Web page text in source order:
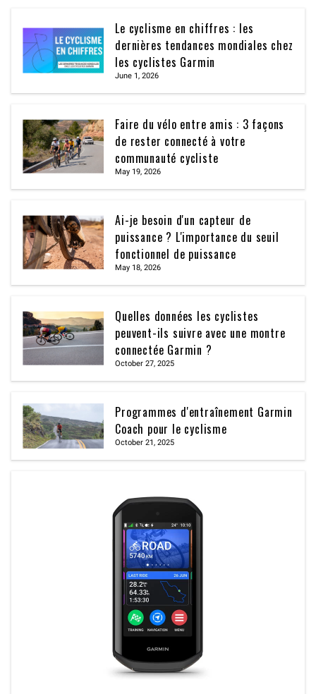
Le cyclisme en chiffres : les
dernières tendances mondiales chez
les cyclistes Garmin
June 1, 2026
Faire du vélo entre amis : 3 façons
de rester connecté à votre
communauté cycliste
May 19, 2026
Ai-je besoin d'un capteur de
puissance ? L'importance du seuil
fonctionnel de puissance
May 18, 2026
Quelles données les cyclistes
peuvent-ils suivre avec une montre
connectée Garmin ?
October 27, 2025
Programmes d'entraînement Garmin
Coach pour le cyclisme
October 21, 2025